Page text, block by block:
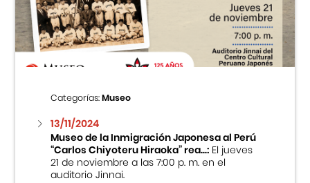
Centro Cultural Peruano Japonés
Cursos
Museo de la Inmigración Japonesa
Fondo Editorial
Teatro Peruano Japonés
Categorías:Museo
13/11/2024
Museo de la Inmigración Japonesa al Perú
“Carlos Chiyoteru Hiraoka” rea...:El jueves
21 de noviembre a las 7:00 p. m. en el
auditorio Jinnai.